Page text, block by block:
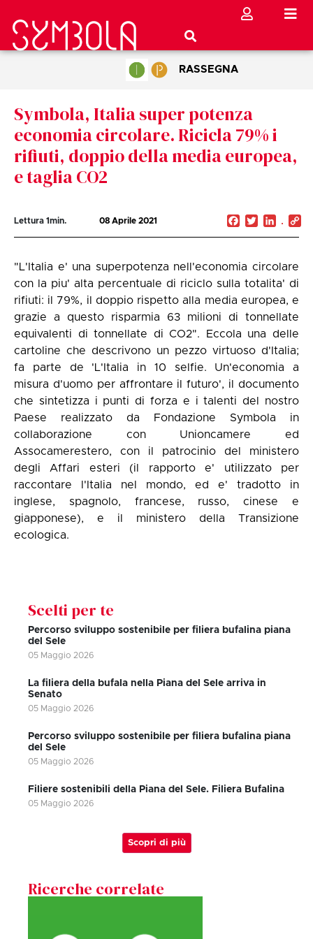
RASSEGNA
Symbola, Italia super potenza
economia circolare. Ricicla 79% i
rifiuti, doppio della media europea,
e taglia CO2
Lettura 1min. 08 Aprile 2021 Facebook
Twitter
"L'Italia e' una superpotenza nell'economia circolare
con la piu' alta percentuale di riciclo sulla totalita' di
rifiuti: il 79%, il doppio rispetto alla media europea, e
grazie a questo risparmia 63 milioni di tonnellate
equivalenti di tonnellate di CO2". Eccola una delle
cartoline che descrivono un pezzo virtuoso d'Italia;
fa parte de 'L'Italia in 10 selfie. Un'economia a
misura d'uomo per affrontare il futuro', il documento
che sintetizza i punti di forza e i talenti del nostro
Paese realizzato da Fondazione Symbola in
collaborazione con Unioncamere ed
Assocamerestero, con il patrocinio del ministero
degli Affari esteri (il rapporto e' utilizzato per
raccontare l'Italia nel mondo, ed e' tradotto in
inglese, spagnolo, francese, russo, cinese e
giapponese), e il ministero della Transizione
ecologica.
Scelti per te
Percorso sviluppo sostenibile per filiera bufalina piana
del Sele
05 Maggio 2026
La filiera della bufala nella Piana del Sele arriva in
Senato
05 Maggio 2026
Percorso sviluppo sostenibile per filiera bufalina piana
del Sele
05 Maggio 2026
Filiere sostenibili della Piana del Sele. Filiera Bufalina
05 Maggio 2026
Scopri di più
Ricerche correlate